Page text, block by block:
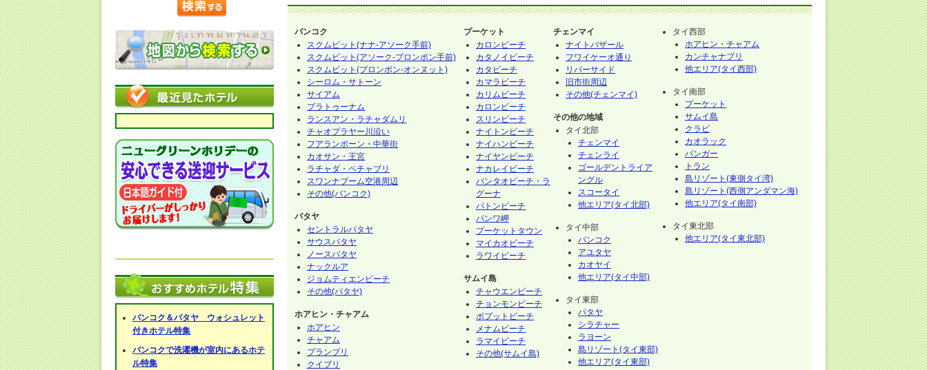
バンコク＆パタヤ ウォシュレット
付きホテル特集
バンコクで洗濯機が室内にあるホテ
ル特集
バンコク
スクムビット(ナナ-アソーク手前)
スクムビット(アソーク-プロンポン手前)
スクムビット(プロンポン-オンヌット)
シーロム・サトーン
サイアム
プラトゥーナム
ランスアン・ラチャダムリ
チャオプラヤー川沿い
フアランポーン・中華街
カオサン・王宮
ラチャダ・ペチャブリ
スワンナブーム空港周辺
その他(バンコク)
パタヤ
セントラルパタヤ
サウスパタヤ
ノースパタヤ
ナックルア
ジョムティエンビーチ
その他(パタヤ)
ホアヒン・チャアム
ホアヒン
チャアム
プランブリ
クイブリ
プーケット
カロンビーチ
カタノイビーチ
カタビーチ
カマラビーチ
カリムビーチ
カロンビーチ
スリンビーチ
ナイトンビーチ
ナイハンビーチ
ナイヤンビーチ
ナカレイビーチ
バンタオビーチ・ラ
グーナ
パトンビーチ
パンワ岬
プーケットタウン
マイカオビーチ
ラワイビーチ
サムイ島
チャウエンビーチ
チョンモンビーチ
ボプットビーチ
メナムビーチ
ラマイビーチ
その他(サムイ島)
チェンマイ
ナイトバザール
フワイケーオ通り
リバーサイド
旧市街周辺
その他(チェンマイ)
その他の地域
タイ北部
チェンマイ
チェンライ
ゴールデントライア
ングル
スコータイ
他エリア(タイ北部)
タイ中部
バンコク
アユタヤ
カオヤイ
他エリア(タイ中部)
タイ東部
パタヤ
シラチャー
ラヨーン
島リゾート(タイ東部)
他エリア(タイ東部)
タイ西部
ホアヒン・チャアム
カンチャナブリ
他エリア(タイ西部)
タイ南部
プーケット
サムイ島
クラビ
カオラック
パンガー
トラン
島リゾート(東側タイ湾)
島リゾート(西側アンダマン海)
他エリア(タイ南部)
タイ東北部
他エリア(タイ東北部)